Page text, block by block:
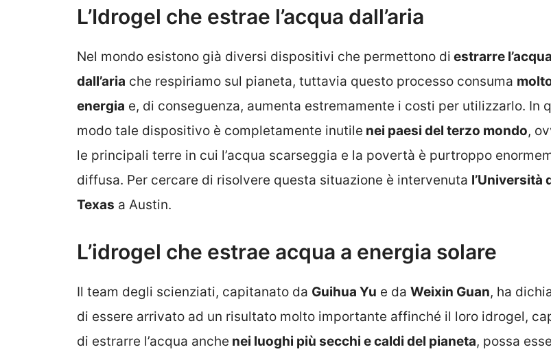
L’Idrogel che estrae l’acqua dall’aria
Nel mondo esistono già diversi dispositivi che permettono di estrarre l’acqua
dall’aria che respiriamo sul pianeta, tuttavia questo processo consuma
energia e, di conseguenza, aumenta estremamente i costi per utilizzarlo. In
modo tale dispositivo è completamente inutile nei paesi del terzo mondo,
le principali terre in cui l’acqua scarseggia e la povertà è purtroppo
diffusa. Per cercare di risolvere questa situazione è intervenuta l’Università
Texas a Austin.
L’idrogel che estrae acqua a energia solare
Il team degli scienziati, capitanato da Guihua Yu e da Weixin Guan, ha
di essere arrivato ad un risultato molto importante affinché il loro idrogel,
di estrarre l’acqua anche nei luoghi più secchi e caldi del pianeta, possa